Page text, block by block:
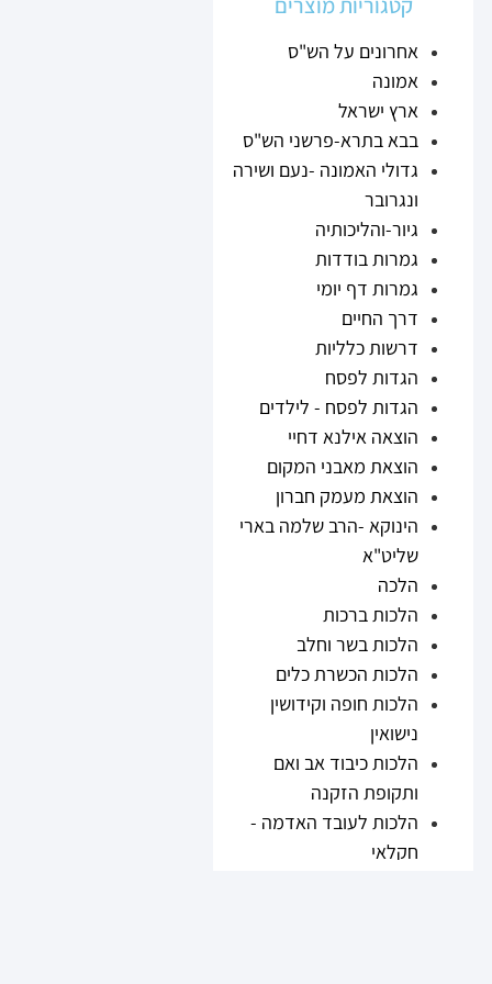
אחרונים על הש"ס
אמונה
ארץ ישראל
בבא בתרא-פרשני הש"ס
גדולי האמונה -נעם ושירה
ונגרובר
גיור-והליכותיה
גמרות בודדות
גמרות דף יומי
דרך החיים
דרשות כלליות
הגדות לפסח
הגדות לפסח - לילדים
הוצאה אילנא דחיי
הוצאת מאבני המקום
הוצאת מעמק חברון
הינוקא -הרב שלמה בארי
שליט"א
הלכה
הלכות ברכות
הלכות בשר וחלב
הלכות הכשרת כלים
הלכות חופה וקידושין
נישואין
הלכות כיבוד אב ואם
ותקופת הזקנה
הלכות לעובד האדמה -
חקלאי